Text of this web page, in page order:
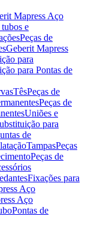
Mapress Aço
e
Peças de
Geberit Mapress
para
para Pontas de
TêsPeças de
Peças de
Uniões e
para
de
TampasPeças
Peças de
Fixações para
Aço
Aço
Pontas de